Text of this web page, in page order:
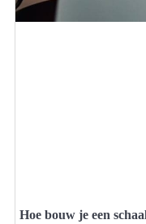
Hoe bouw je een